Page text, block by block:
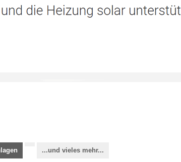
...und vieles mehr...